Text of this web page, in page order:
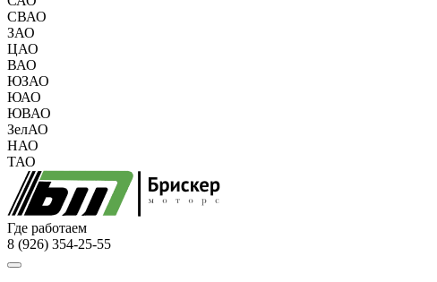
СВАО
ЗАО
ЦАО
ВАО
ЮЗАО
ЮАО
ЮВАО
ЗелАО
НАО
ТАО
Где работаем
8 (926) 354-25-55